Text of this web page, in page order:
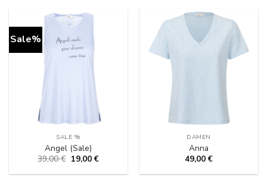
Sale%
SALE %
Angel (Sale)
39,00€ Ursprünglicher
Preis
war:
19,00€Aktueller
ist:
DAMEN
Anna
49,00€